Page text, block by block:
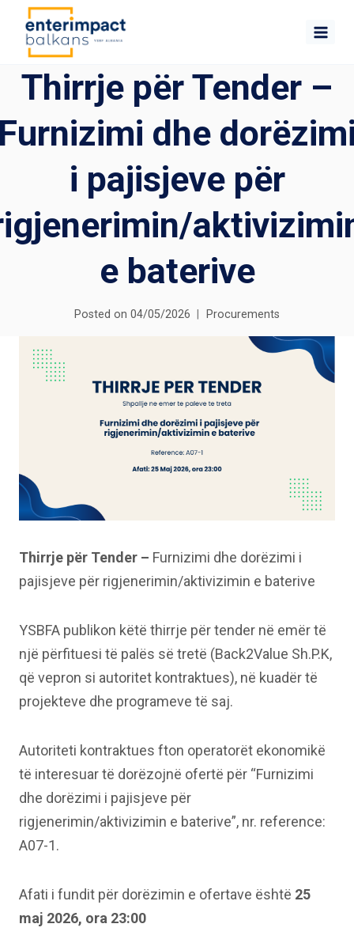
content
Thirrje për Tender –
dhe
i pajisjeve për
e baterive
Posted on 04/05/2026 Procurements
Thirrje për Tender – Furnizimi dhe dorëzimi i
pajisjeve për rigjenerimin/aktivizimin e baterive
YSBFA publikon këtë thirrje për tender në emër të
një përfituesi të palës së tretë (Back2Value Sh.P.K,
që vepron si autoritet kontraktues), në kuadër të
projekteve dhe programeve të saj.
Autoriteti kontraktues fton operatorët ekonomikë
të interesuar të dorëzojnë ofertë për “Furnizimi
dhe dorëzimi i pajisjeve për
rigjenerimin/aktivizimin e baterive”, nr. reference:
A07-1.
Afati i fundit për dorëzimin e ofertave është 25
maj 2026, ora 23:00